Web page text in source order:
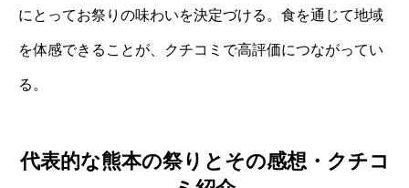
にとってお祭りの味わいを決定づける。食を通じて地域
を体感できることが、クチコミで高評価につながってい
る。
代表的な熊本の祭りとその感想・クチコ